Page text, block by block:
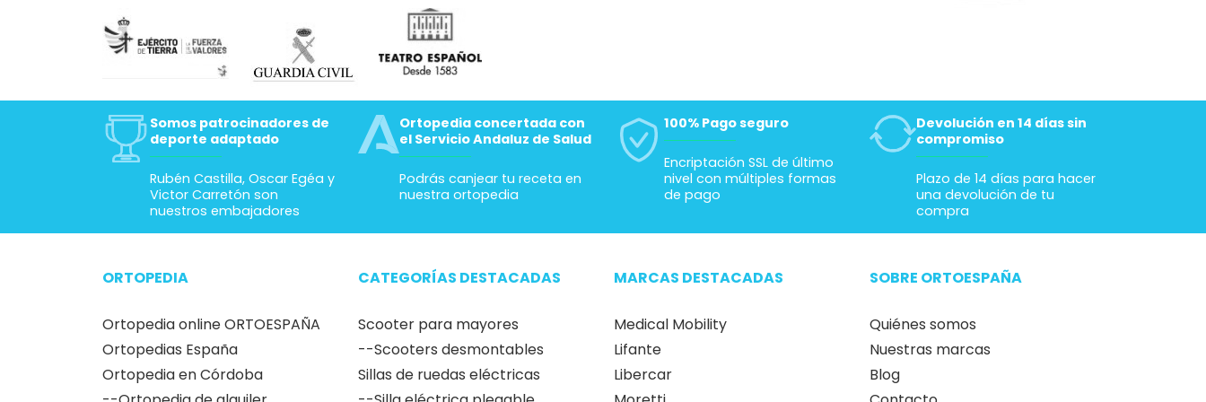
Hacen que las operaciones de limpieza y cuidado sean más simples y no presenten riesgos.
permiten que el paciente se incorpore y cambie de postura, una ventaja significativa a la hora de socializar con
familiares y conocidos.
Somos patrocinadores de
deporte adaptado
Rubén Castilla, Oscar Egéa y
Victor Carretón son
nuestros embajadores
Ortopedia concertada con
el Servicio Andaluz de Salud
Podrás canjear tu receta en
nuestra ortopedia
100% Pago seguro
Encriptación SSL de último
nivel con múltiples formas
de pago
Devolución en 14 días sin
compromiso
Plazo de 14 días para hacer
una devolución de tu
compra
ORTOPEDIA
Ortopedia online ORTOESPAÑA
Ortopedias España
Ortopedia en Córdoba
CATEGORÍAS DESTACADAS
Scooter para mayores
--Scooters desmontables
Sillas de ruedas eléctricas
MARCAS DESTACADAS
Medical Mobility
Lifante
Libercar
SOBRE ORTOESPAÑA
Quiénes somos
Nuestras marcas
Blog